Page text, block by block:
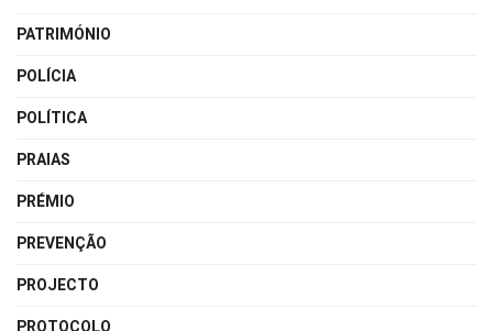
PATRIMÓNIO
POLÍCIA
POLÍTICA
PRAIAS
PRÉMIO
PREVENÇÃO
PROJECTO